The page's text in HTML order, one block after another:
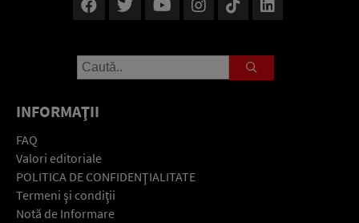
INFORMAŢII
FAQ
Valori editoriale
POLITICA DE CONFIDENŢIALITATE
Termeni şi condiţii
Notă de Informare